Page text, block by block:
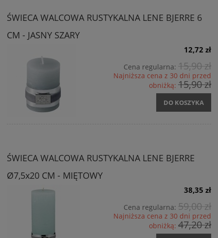
ŚWIECA WALCOWA RUSTYKALNA LENE BJERRE 6
CM - JASNY SZARY
12,72 zł
Cena regularna: 15,90 zł
Najniższa cena z 30 dni przed
obniżką: 15,90 zł
DO KOSZYKA
ŚWIECA WALCOWA RUSTYKALNA LENE BJERRE
Ø7,5x20 CM - MIĘTOWY
38,35 zł
Cena regularna: 59,00 zł
Najniższa cena z 30 dni przed
obniżką: 47,20 zł